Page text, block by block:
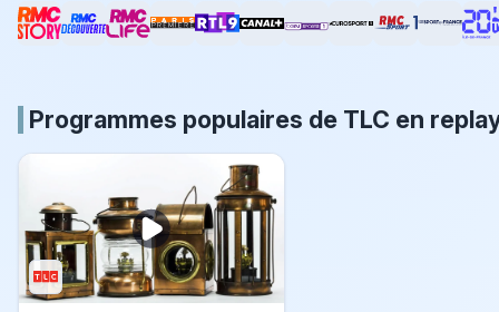
Programmes populaires de TLC en